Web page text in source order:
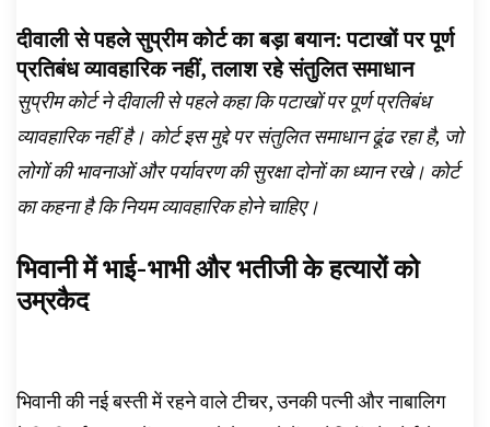
दीवाली से पहले सुप्रीम कोर्ट का बड़ा बयान: पटाखों पर पूर्ण
प्रतिबंध व्यावहारिक नहीं, तलाश रहे संतुलित समाधान
सुप्रीम कोर्ट ने दीवाली से पहले कहा कि पटाखों पर पूर्ण प्रतिबंध
व्यावहारिक नहीं है। कोर्ट इस मुद्दे पर संतुलित समाधान ढूंढ रहा है, जो
लोगों की भावनाओं और पर्यावरण की सुरक्षा दोनों का ध्यान रखे। कोर्ट
का कहना है कि नियम व्यावहारिक होने चाहिए।
भिवानी में भाई-भाभी और भतीजी के हत्यारों को
उम्रकैद
भिवानी की नई बस्ती में रहने वाले टीचर, उनकी पत्नी और नाबालिग